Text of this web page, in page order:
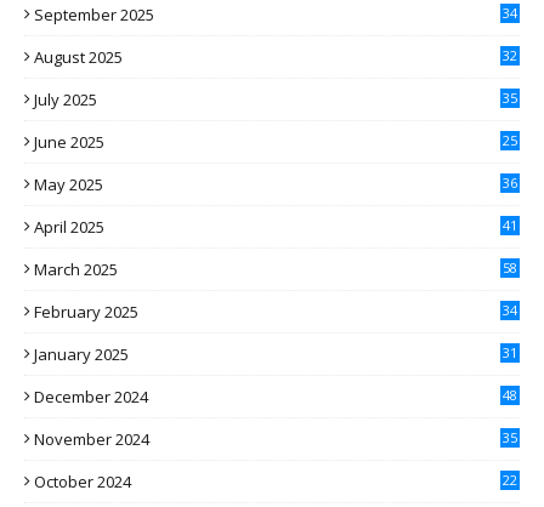
September 2025 34
August 2025 32
July 2025 35
June 2025 25
May 2025 36
April 2025 41
March 2025 58
February 2025 34
January 2025 31
December 2024 48
November 2024 35
October 2024 22